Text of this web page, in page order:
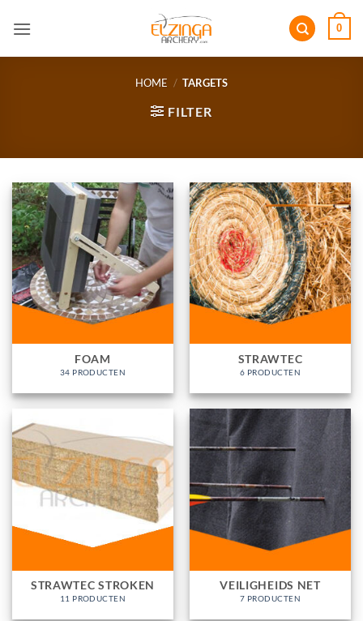
naar
0
HOME / TARGETS
FILTER
FOAM
34 PRODUCTEN
STRAWTEC
6 PRODUCTEN
STRAWTEC STROKEN
11 PRODUCTEN
VEILIGHEIDS NET
7 PRODUCTEN